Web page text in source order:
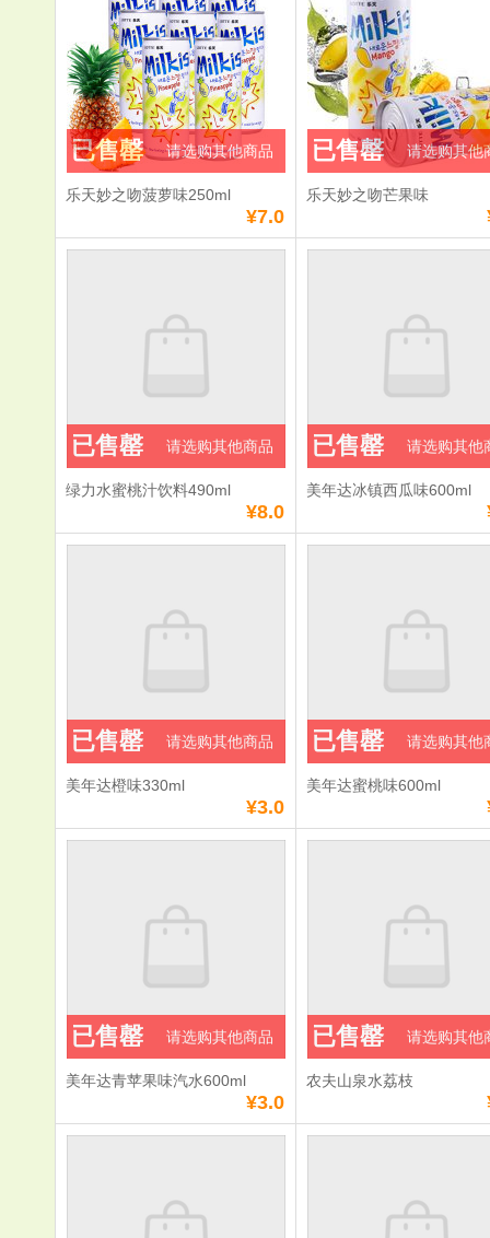
乐天妙之吻菠萝味250ml
¥7.0
已售罄 请选购其他商品
乐天妙之吻芒果味
已售罄 请选购其他
绿力水蜜桃汁饮料490ml
¥8.0
已售罄 请选购其他商品
美年达冰镇西瓜味600ml
已售罄 请选购其他
美年达橙味330ml
¥3.0
已售罄 请选购其他商品
美年达蜜桃味600ml
已售罄 请选购其他
美年达青苹果味汽水600ml
¥3.0
已售罄 请选购其他商品
农夫山泉水荔枝
已售罄 请选购其他